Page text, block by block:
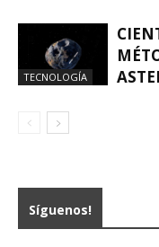
TECNOLOGÍA
Síguenos!